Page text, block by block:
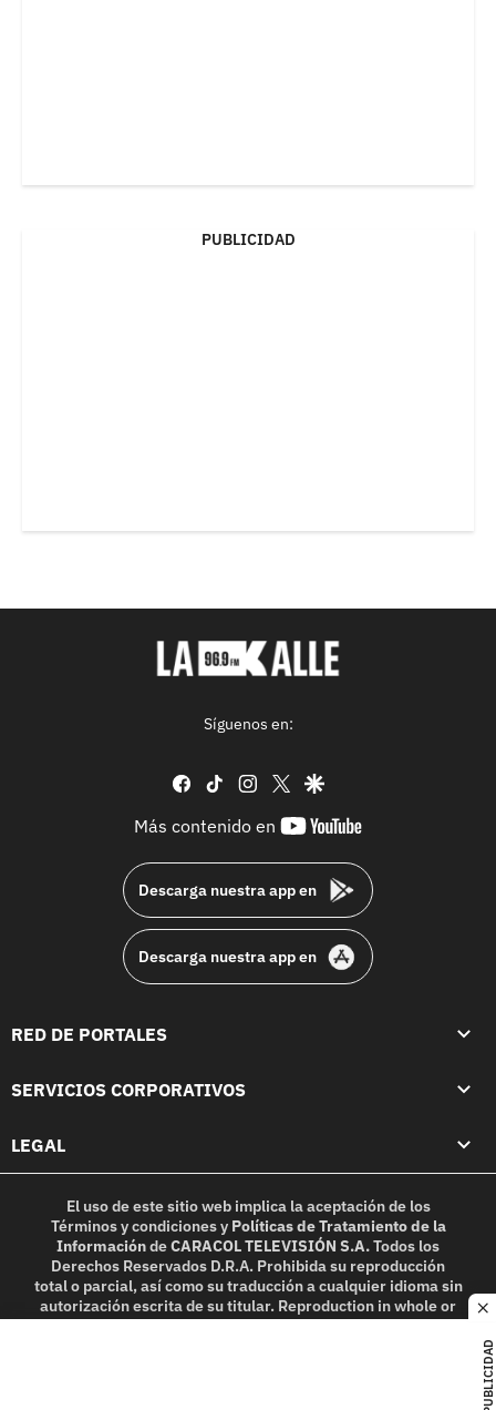
PUBLICIDAD
PUBLICIDAD
Síguenos en:
facebook
tiktok instagram
twittergoogle
Más contenido en
youtube-
Descarga nuestra app en
Descarga nuestra app en
RED DE PORTALES
SERVICIOS CORPORATIVOS
LEGAL
El uso de este sitio web implica la aceptación de los
Términos y condicionesy Políticas de Tratamiento de la
InformacióndeCARACOL TELEVISIÓN S.A.Todos los
Derechos Reservados D.R.A. Prohibida su reproducción
total o parcial, así como su traducción a cualquier idioma sin
autorización escrita de su titular. Reproduction in whole or
in part, or translation without written permission is